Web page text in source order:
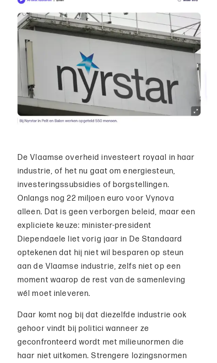
De Vlaamse overheid investeert royaal in haar
industrie, of het nu gaat om energiesteun,
investeringssubsidies of borgstellingen.
Onlangs nog 22 miljoen euro voor Vynova
alleen. Dat is geen verborgen beleid, maar een
expliciete keuze: minister-president
Diependaele liet vorig jaar in De Standaard
optekenen dat hij niet wil besparen op steun
aan de Vlaamse industrie, zelfs niet op een
moment waarop de rest van de samenleving
wél moet inleveren.
Daar komt nog bij dat diezelfde industrie ook
gehoor vindt bij politici wanneer ze
geconfronteerd wordt met milieunormen die
haar niet uitkomen. Strengere lozingsnormen